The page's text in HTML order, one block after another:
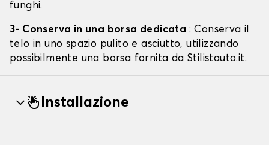
funghi.
3- Conserva in una borsa dedicata : Conserva il
telo in uno spazio pulito e asciutto, utilizzando
possibilmente una borsa fornita da Stilistauto.it.
Installazione